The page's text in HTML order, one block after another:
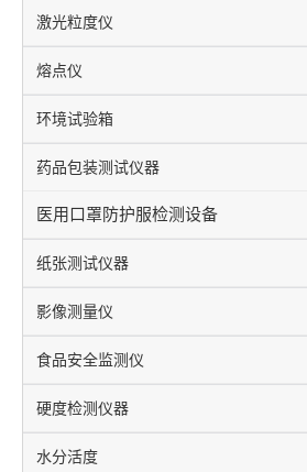
激光粒度仪
熔点仪
环境试验箱
药品包装测试仪器
医用口罩防护服检测设备
纸张测试仪器
影像测量仪
食品安全监测仪
硬度检测仪器
水分活度